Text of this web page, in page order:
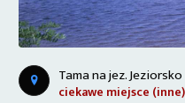
Tama na jez. Jeziorsko
ciekawe miejsce (inne)